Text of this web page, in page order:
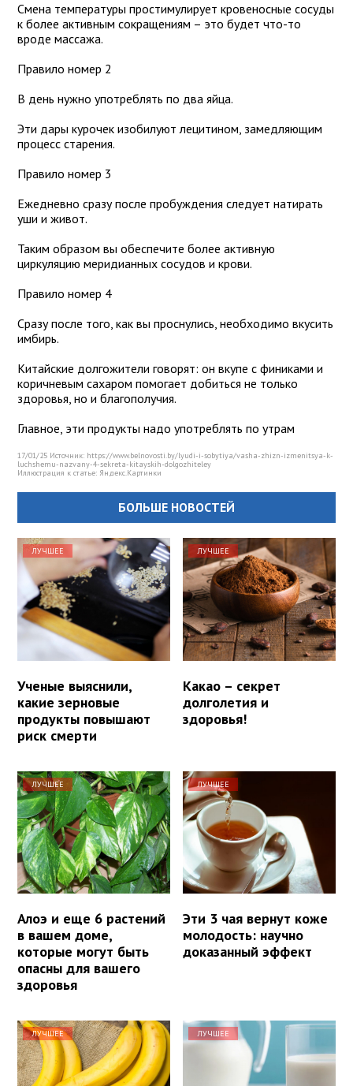
Смена температуры простимулирует кровеносные сосуды
к более активным сокращениям – это будет что-то
вроде массажа.
Правило номер 2
В день нужно употреблять по два яйца.
Эти дары курочек изобилуют лецитином, замедляющим
процесс старения.
Правило номер 3
Ежедневно сразу после пробуждения следует натирать
уши и живот.
Таким образом вы обеспечите более активную
циркуляцию меридианных сосудов и крови.
Правило номер 4
Сразу после того, как вы проснулись, необходимо вкусить
имбирь.
Китайские долгожители говорят: он вкупе с финиками и
коричневым сахаром помогает добиться не только
здоровья, но и благополучия.
Главное, эти продукты надо употреблять по утрам
17/01/25 Источник: https://www.belnovosti.by/lyudi-i-sobytiya/vasha-zhizn-izmenitsya-k-
luchshemu-nazvany-4-sekreta-kitayskih-dolgozhiteley
Иллюстрация к статье: Яндекс.Картинки
БОЛЬШЕ НОВОСТЕЙ
ЛУЧШЕЕ
Ученые выяснили,
какие зерновые
продукты повышают
риск смерти
ЛУЧШЕЕ
Какао – секрет
долголетия и
здоровья!
ЛУЧШЕЕ
Алоэ и еще 6 растений
в вашем доме,
которые могут быть
опасны для вашего
здоровья
ЛУЧШЕЕ
Эти 3 чая вернут коже
молодость: научно
доказанный эффект
ЛУЧШЕЕ ЛУЧШЕЕ